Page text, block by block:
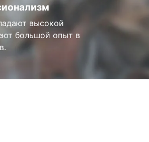
высокой
большой опыт в